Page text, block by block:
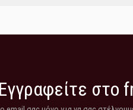
Εγγραφείτε στο